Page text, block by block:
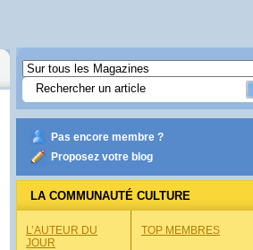
Pas encore membre ?
Proposez votre blog
LA COMMUNAUTÉ CULTURE
L’AUTEUR DU
JOUR
TOP MEMBRES